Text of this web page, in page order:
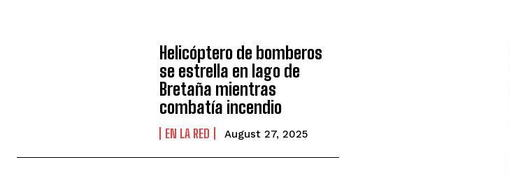
Helicóptero de bomberos
se estrella en lago de
Bretaña mientras
combatía incendio
EN LA RED August 27, 2025